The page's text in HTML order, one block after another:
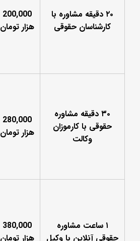
۲۰ دقیقه مشاوره با
کارشناسان حقوقی
200,000
هزار تومان
۳۰ دقیقه مشاوره
حقوقی با کارموزان
وکالت
280,000
هزار تومان
۱ ساعت مشاوره
حقوقی آنلاین با وکیل
380,000
هزار تومان